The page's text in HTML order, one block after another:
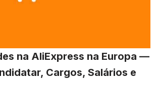
na AliExpress na Europa —
Cargos, Salários e